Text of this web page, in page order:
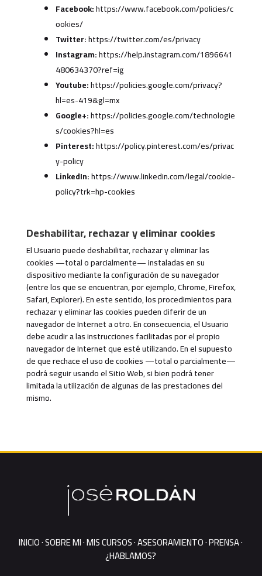
Facebook:https://www.facebook.com/policies/c
ookies/
Twitter:https://twitter.com/es/privacy
Instagram:https://help.instagram.com/1896641
480634370?ref=ig
Youtube:https://policies.google.com/privacy?
hl=es-419&gl=mx
Google+:https://policies.google.com/technologie
s/cookies?hl=es
Pinterest:https://policy.pinterest.com/es/privac
y-policy
LinkedIn:https://www.linkedin.com/legal/cookie-
policy?trk=hp-cookies
Deshabilitar, rechazar y eliminar cookies
El Usuario puede deshabilitar, rechazar y eliminar las
cookies —total o parcialmente— instaladas en su
dispositivo mediante la configuración de su navegador
(entre los que se encuentran, por ejemplo, Chrome, Firefox,
Safari, Explorer). En este sentido, los procedimientos para
rechazar y eliminar las cookies pueden diferir de un
navegador de Internet a otro. En consecuencia, el Usuario
debe acudir a las instrucciones facilitadas por el propio
navegador de Internet que esté utilizando. En el supuesto
de que rechace el uso de cookies —total o parcialmente—
podrá seguir usando el Sitio Web, si bien podrá tener
limitada la utilización de algunas de las prestaciones del
mismo.
INICIO·SOBRE MI·MIS CURSOS·ASESORAMIENTO·PRENSA·
¿HABLAMOS?